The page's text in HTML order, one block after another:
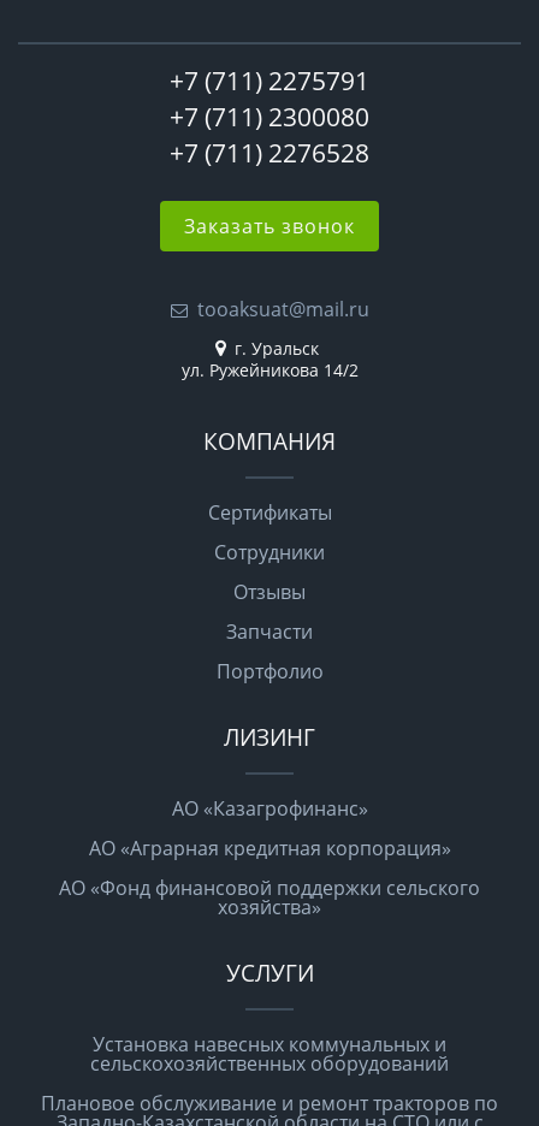
+7 (711) 2275791
+7 (711) 2300080
+7 (711) 2276528
Заказать звонок
tooaksuat@mail.ru
г. Уральск
ул. Ружейникова 14/2
КОМПАНИЯ
Сертификаты
Сотрудники
Отзывы
Запчасти
Портфолио
ЛИЗИНГ
АО «Казагрофинанс»
АО «Аграрная кредитная корпорация»
АО «Фонд финансовой поддержки сельского
хозяйства»
УСЛУГИ
Установка навесных коммунальных и
сельскохозяйственных оборудований
Плановое обслуживание и ремонт тракторов по